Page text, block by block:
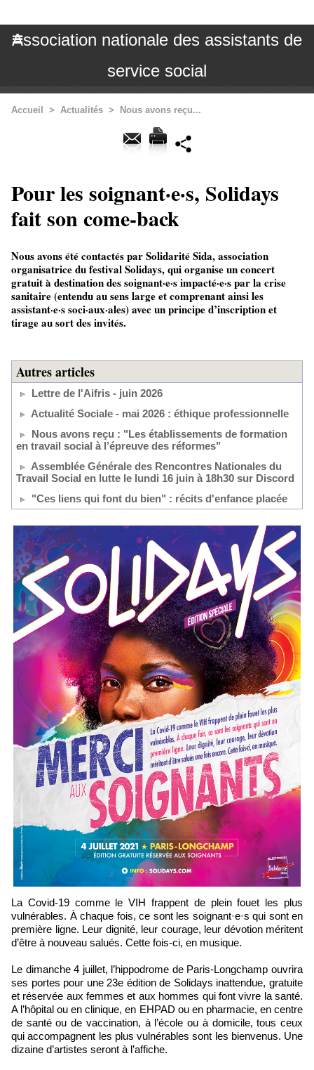
Association nationale des assistants de
service social
Accueil > Actualités > Nous avons reçu...
Pour les soignant·e·s, Solidays
fait son come-back
Nous avons été contactés par Solidarité Sida, association
organisatrice du festival Solidays, qui organise un concert
gratuit à destination des soignant·e·s impacté·e·s par la crise
sanitaire (entendu au sens large et comprenant ainsi les
assistant·e·s soci·aux·ales) avec un principe d’inscription et
tirage au sort des invités.
Autres articles
Lettre de l'Aifris - juin 2026
Actualité Sociale - mai 2026 : éthique professionnelle
Nous avons reçu : "Les établissements de formation
en travail social à l’épreuve des réformes"
Assemblée Générale des Rencontres Nationales du
Travail Social en lutte le lundi 16 juin à 18h30 sur Discord
"Ces liens qui font du bien" : récits d'enfance placée
La Covid-19 comme le VIH frappent de plein fouet les plus
vulnérables. À chaque fois, ce sont les soignant·e·s qui sont en
première ligne. Leur dignité, leur courage, leur dévotion méritent
d’être à nouveau salués. Cette fois-ci, en musique.
Le dimanche 4 juillet, l’hippodrome de Paris-Longchamp ouvrira
ses portes pour une 23e édition de Solidays inattendue, gratuite
et réservée aux femmes et aux hommes qui font vivre la santé.
A l’hôpital ou en clinique, en EHPAD ou en pharmacie, en centre
de santé ou de vaccination, à l’école ou à domicile, tous ceux
qui accompagnent les plus vulnérables sont les bienvenus. Une
dizaine d’artistes seront à l’affiche.